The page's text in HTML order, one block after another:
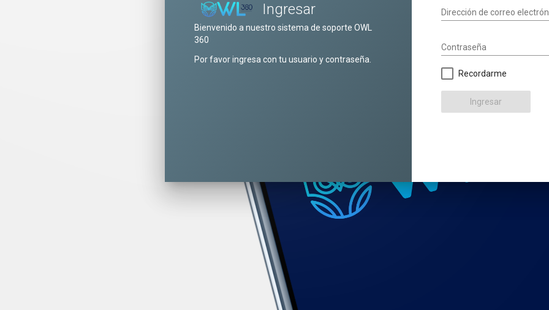
Ingresar
Bienvenido a nuestro sistema de soporte OWL
360
Por favor ingresa con tu usuario y contraseña.
Dirección de correo
Contraseña
Recordarme
Ingresar